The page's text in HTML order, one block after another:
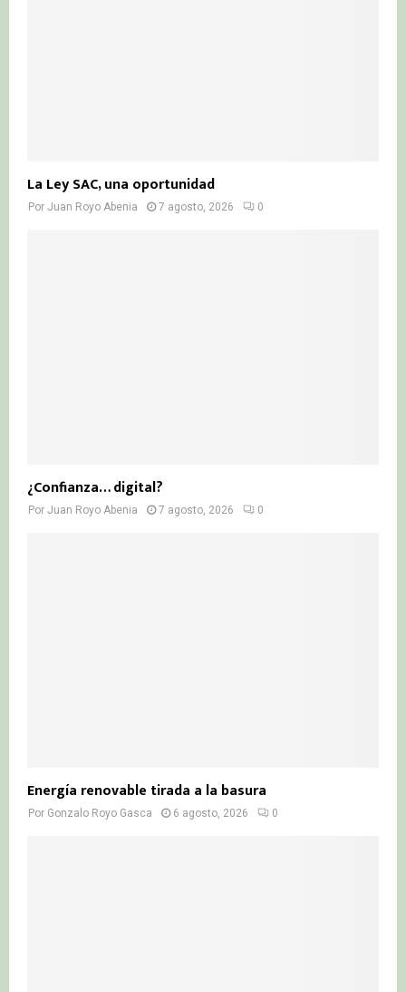
La Ley SAC, una oportunidad
Por Juan Royo Abenia 7 agosto, 2026 0
¿Confianza… digital?
Por Juan Royo Abenia 7 agosto, 2026 0
Energía renovable tirada a la basura
Por Gonzalo Royo Gasca 6 agosto, 2026 0